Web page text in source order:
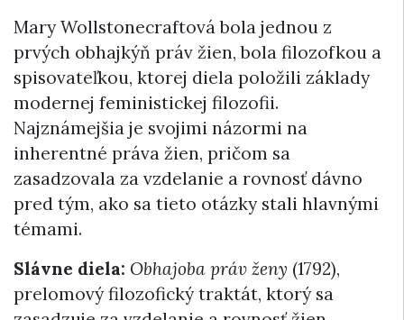
Mary Wollstonecraftová bola jednou z
prvých obhajkýň práv žien, bola filozofkou a
spisovateľkou, ktorej diela položili základy
modernej feministickej filozofii.
Najznámejšia je svojimi názormi na
inherentné práva žien, pričom sa
zasadzovala za vzdelanie a rovnosť dávno
pred tým, ako sa tieto otázky stali hlavnými
témami.
Slávne diela: Obhajoba práv ženy (1792),
prelomový filozofický traktát, ktorý sa